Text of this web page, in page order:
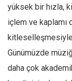
Sosyal
Twitter
yüksek bir hızla,
içlem ve kaplamı
Günümüzde
daha çok